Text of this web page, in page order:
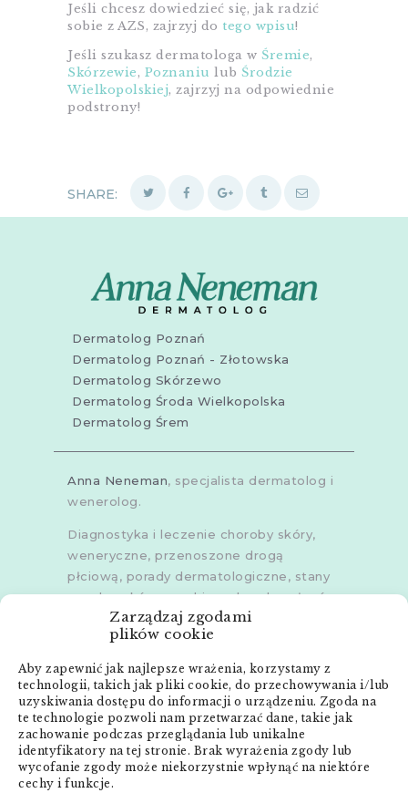
Zarządzaj zgodami
plików cookie
Aby zapewnić jak najlepsze wrażenia, korzystamy z
technologii, takich jak pliki cookie, do przechowywania i/lub
uzyskiwania dostępu do informacji o urządzeniu. Zgoda na
te technologie pozwoli nam przetwarzać dane, takie jak
zachowanie podczas przeglądania lub unikalne
identyfikatory na tej stronie. Brak wyrażenia zgody lub
wycofanie zgody może niekorzystnie wpłynąć na niektóre
cechy i funkcje.
Jeśli chcesz dowiedzieć się, jak radzić
sobie z AZS, zajrzyj do tego wpisu!
Jeśli szukasz dermatologa w Śremie,
Skórzewie, Poznaniu lub Środzie
Wielkopolskiej, zajrzyj na odpowiednie
podstrony!
SHARE:
Dermatolog Poznań
Dermatolog Poznań - Złotowska
Dermatolog Skórzewo
Dermatolog Środa Wielkopolska
Dermatolog Śrem
Anna Neneman, specjalista dermatolog i
wenerolog.
Diagnostyka i leczenie choroby skóry,
weneryczne, przenoszone drogą
płciową, porady dermatologiczne, stany
zapalne skóry, grzybice, choroby włosów,
dermoskopia, trichoskopia, u dorosłych i
dzieci.
Gabinety wPoznaniu,Poznaniu -
Złotowska,Skórzewie,Środzie
WielkopolskiejiŚremie
Menu:
Strona główna